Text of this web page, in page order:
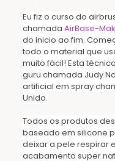
Eu fiz o curso do
chamada AirBase-
do inicio ao fim.
todo o material que
muito fácil! Esta
guru chamada Judy
artificial em spray
Unido.
Todos os produtos
baseado em silicone
deixar a pele respirar
acabamento super